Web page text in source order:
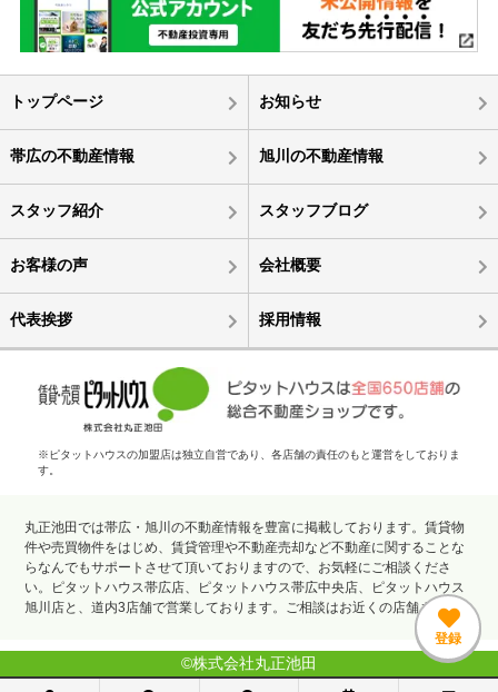
トップページ お知らせ
帯広の不動産情報 旭川の不動産情報
スタッフ紹介 スタッフブログ
お客様の声 会社概要
代表挨拶 採用情報
※ピタットハウスの加盟店は独立自営であり、各店舗の責任のもと運営をしておりま
す。
丸正池田では帯広・旭川の不動産情報を豊富に掲載しております。賃貸物
件や売買物件をはじめ、賃貸管理や不動産売却など不動産に関することな
らなんでもサポートさせて頂いておりますので、お気軽にご相談くださ
い。ピタットハウス帯広店、ピタットハウス帯広中央店、ピタットハウス
旭川店と、道内3店舗で営業しております。ご相談はお近くの店舗まで。
©株式会社丸正池田